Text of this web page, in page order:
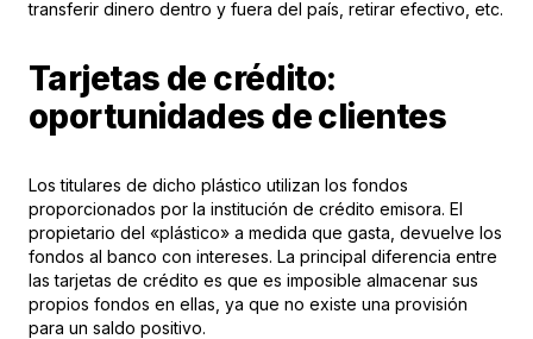
transferir dinero dentro y fuera del país, retirar efectivo, etc.
Tarjetas de crédito:
oportunidades de clientes
Los titulares de dicho plástico utilizan los fondos
proporcionados por la institución de crédito emisora. El
propietario del «plástico» a medida que gasta, devuelve los
fondos al banco con intereses. La principal diferencia entre
las tarjetas de crédito es que es imposible almacenar sus
propios fondos en ellas, ya que no existe una provisión
para un saldo positivo.